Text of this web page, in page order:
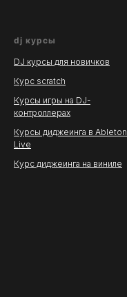
dj курсы
DJ курсы для новичков
Курс scratch
Курсы игры на DJ-
контроллерах
Курсы диджеинга в Ableton
Live
Курс диджеинга на виниле